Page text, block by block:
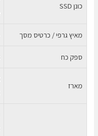
כונן SSD
מאיץ גרפי / כרטיס מסך
ספק כח
מארז